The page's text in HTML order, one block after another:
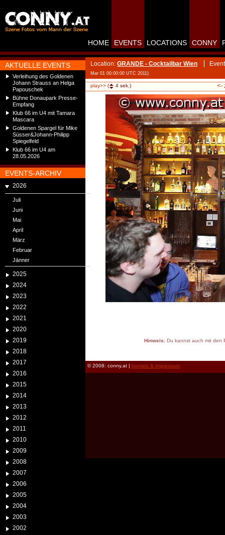
AKTUELLE EVENTS
Verleihung des Goldenen
Johann Strauss an Helga
Papouschek
Bühne Donaupark Presse-
Empfang
Klub 66 im U4 mit Tamara
Mascara
Goldenen Spargel für Mike
Süsser&Johann-Philipp
Spiegelfeld
Klub 66 im U4 am
28.05.2026
EVENTS-ARCHIV
2026
Juli
Juni
Mai
April
März
Februar
Jänner
2025
2024
2023
2022
2021
2020
2019
2018
2017
2016
2015
2014
2013
2012
2011
2010
2009
2008
2007
2006
2005
2004
2003
2002
HOME EVENTS LOCATIONS CONNY
Location: GRANDE - Cocktailbar Wien
Mar 01 00:00:00 UTC 2011)
play>> ( 4 sek.) <-
Hinweis:Du kannst auch mit den
© 2008: conny.at | kontakt & impressum